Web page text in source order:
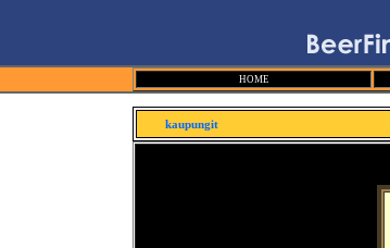
HOME
kaupungit